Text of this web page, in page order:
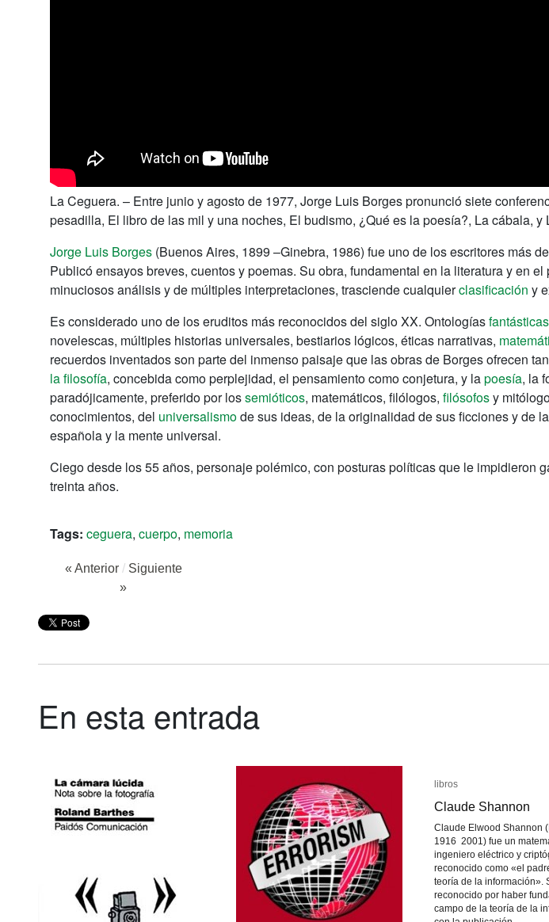
La Ceguera. – Entre junio y agosto de 1977, Jorge Luis Borges pronunció siete
pesadilla, El libro de las mil y una noches, El budismo, ¿Qué es la poesía?, La cábala,
Jorge Luis Borges (Buenos Aires, 1899 –Ginebra, 1986) fue uno de los escritores más
Publicó ensayos breves, cuentos y poemas. Su obra, fundamental en la literatura y en el
minuciosos análisis y de múltiples interpretaciones, trasciende cualquierclasificación y
Es considerado uno de los eruditos más reconocidos del siglo XX. Ontologíasfantásticas
novelescas, múltiples historias universales, bestiarios lógicos, éticas narrativas,
recuerdos inventados son parte del inmenso paisaje que las obras de Borges ofrecen
la filosofía, concebida como perplejidad, el pensamiento como conjetura, y lapoesía, la
paradójicamente, preferido por lossemióticos, matemáticos, filólogos, filósofosy
conocimientos, del universalismode sus ideas, de la originalidad de sus ficciones y de
española y la mente universal.
Ciego desde los 55 años, personaje polémico, con posturas políticas que le impidieron
treinta años.
Tags: ceguera, cuerpo, memoria
« Anterior / Siguiente
»
En esta entrada
libros
Claude Shannon
Claude Elwood Shannon
1916 2001) fue un
ingeniero eléctrico y
reconocido como «el
teoría de la información».
reconocido por haber
campo de la teoría de la
libros
Claude Shannon